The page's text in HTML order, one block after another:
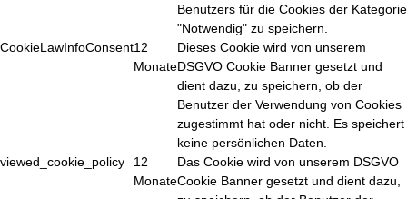
Benutzers für die Cookies der Kategorie
"Notwendig" zu speichern.
CookieLawInfoConsent12
Monate
Dieses Cookie wird von unserem
DSGVO Cookie Banner gesetzt und
dient dazu, zu speichern, ob der
Benutzer der Verwendung von Cookies
zugestimmt hat oder nicht. Es speichert
keine persönlichen Daten.
viewed_cookie_policy
12
Monate
Das Cookie wird von unserem DSGVO
Cookie Banner gesetzt und dient dazu,